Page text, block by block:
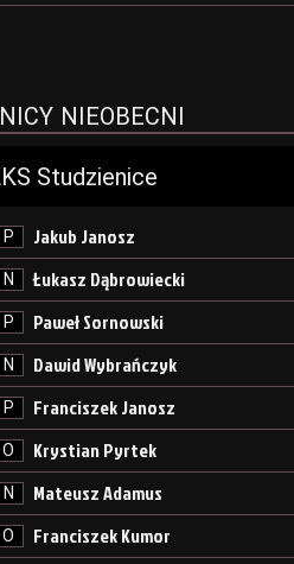
NIEOBECNI
Studzienice
P Jakub Janosz
N Łukasz Dąbrowiecki
P Paweł Sornowski
N Dawid Wybrańczyk
P Franciszek Janosz
O Krystian Pyrtek
N Mateusz Adamus
O Franciszek Kumor